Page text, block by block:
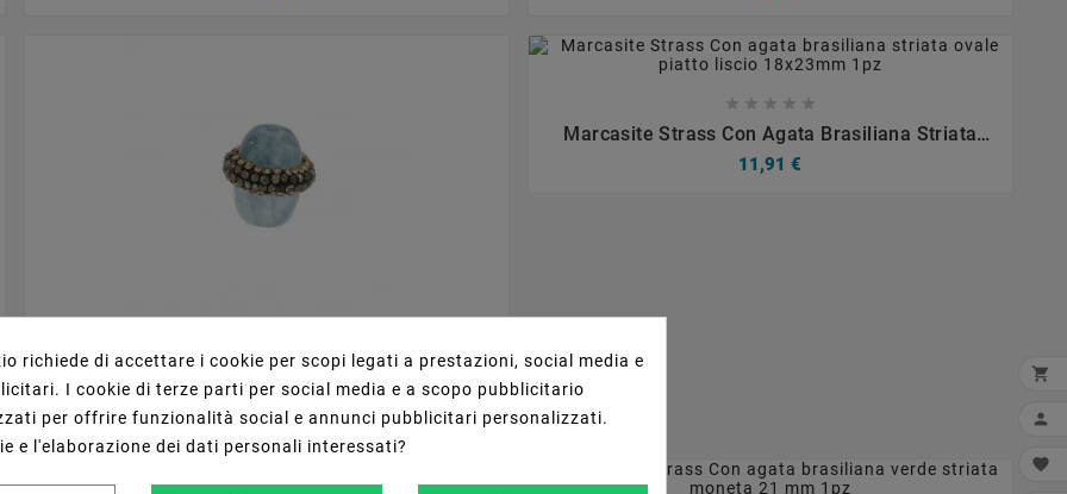
   

Marcasite Strass Con Acquamarina Cilindro
13x15mm 1pz
20,84 €
    
Marcasite Strass Con Agata Brasiliana Striata
Ovale Piatto Liscio 18x23mm 1pz
11,91 €



richiede di accettare i cookie per scopi legati a prestazioni, social media e
I cookie di terze parti per social media e a scopo pubblicitario
per offrire funzionalità social e annunci pubblicitari personalizzati.
e l'elaborazione dei dati personali interessati?